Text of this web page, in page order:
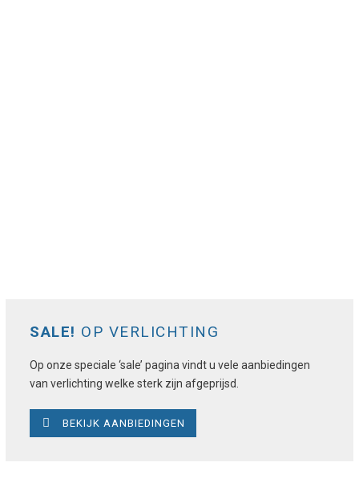
SALE! OP VERLICHTING
Op onze speciale ‘sale’ pagina vindt u vele aanbiedingen
van verlichting welke sterk zijn afgeprijsd.
BEKIJK AANBIEDINGEN